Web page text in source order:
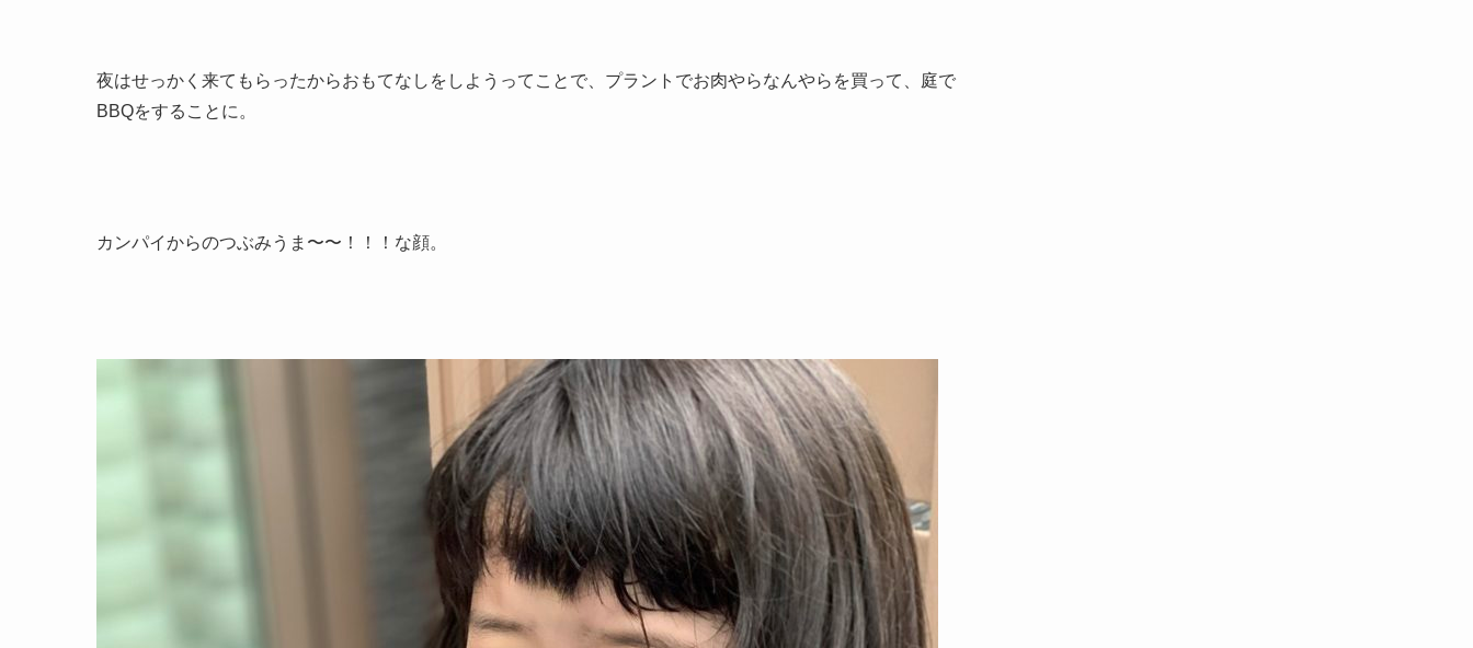
夜はせっかく来てもらったからおもてなしをしようってことで、プラントでお肉やらなんやらを買って、庭で
BBQをすることに。
カンパイからのつぶみうま〜〜！！！な顔。